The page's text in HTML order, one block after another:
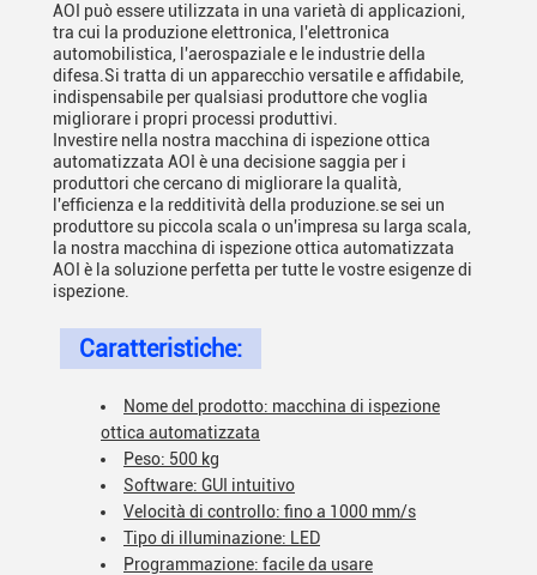
AOI può essere utilizzata in una varietà di applicazioni,
tra cui la produzione elettronica, l'elettronica
automobilistica, l'aerospaziale e le industrie della
difesa.Si tratta di un apparecchio versatile e affidabile,
indispensabile per qualsiasi produttore che voglia
migliorare i propri processi produttivi.
Investire nella nostra macchina di ispezione ottica
automatizzata AOI è una decisione saggia per i
produttori che cercano di migliorare la qualità,
l'efficienza e la redditività della produzione.se sei un
produttore su piccola scala o un'impresa su larga scala,
la nostra macchina di ispezione ottica automatizzata
AOI è la soluzione perfetta per tutte le vostre esigenze di
ispezione.
Caratteristiche:
Nome del prodotto: macchina di ispezione
ottica automatizzata
Peso: 500 kg
Software: GUI intuitivo
Velocità di controllo: fino a 1000 mm/s
Tipo di illuminazione: LED
Programmazione: facile da usare